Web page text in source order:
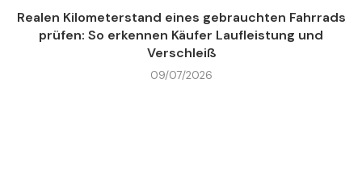
Realen Kilometerstand eines gebrauchten Fahrrads
prüfen: So erkennen Käufer Laufleistung und
Verschleiß
09/07/2026